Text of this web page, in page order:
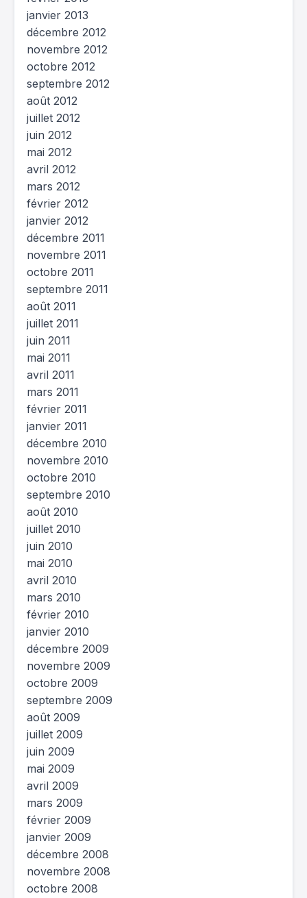
janvier 2013
décembre 2012
novembre 2012
octobre 2012
septembre 2012
août 2012
juillet 2012
juin 2012
mai 2012
avril 2012
mars 2012
février 2012
janvier 2012
décembre 2011
novembre 2011
octobre 2011
septembre 2011
août 2011
juillet 2011
juin 2011
mai 2011
avril 2011
mars 2011
février 2011
janvier 2011
décembre 2010
novembre 2010
octobre 2010
septembre 2010
août 2010
juillet 2010
juin 2010
mai 2010
avril 2010
mars 2010
février 2010
janvier 2010
décembre 2009
novembre 2009
octobre 2009
septembre 2009
août 2009
juillet 2009
juin 2009
mai 2009
avril 2009
mars 2009
février 2009
janvier 2009
décembre 2008
novembre 2008
octobre 2008